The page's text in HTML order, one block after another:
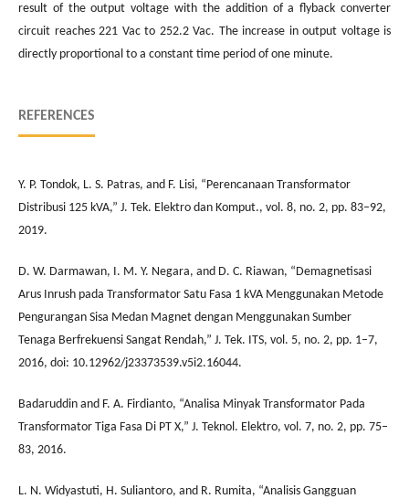
result of the output voltage with the addition of a flyback converter
circuit reaches 221 Vac to 252.2 Vac. The increase in output voltage is
directly proportional to a constant time period of one minute.
REFERENCES
Y. P. Tondok, L. S. Patras, and F. Lisi, “Perencanaan Transformator
Distribusi 125 kVA,” J. Tek. Elektro dan Komput., vol. 8, no. 2, pp. 83–92,
2019.
D. W. Darmawan, I. M. Y. Negara, and D. C. Riawan, “Demagnetisasi
Arus Inrush pada Transformator Satu Fasa 1 kVA Menggunakan Metode
Pengurangan Sisa Medan Magnet dengan Menggunakan Sumber
Tenaga Berfrekuensi Sangat Rendah,” J. Tek. ITS, vol. 5, no. 2, pp. 1–7,
2016, doi: 10.12962/j23373539.v5i2.16044.
Badaruddin and F. A. Firdianto, “Analisa Minyak Transformator Pada
Transformator Tiga Fasa Di PT X,” J. Teknol. Elektro, vol. 7, no. 2, pp. 75–
83, 2016.
L. N. Widyastuti, H. Suliantoro, and R. Rumita, “Analisis Gangguan